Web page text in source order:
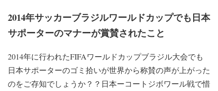
2014年サッカーブラジルワールドカップでも日本
サポーターのマナーが賞賛されたこと
2014年に行われたFIFAワールドカップブラジル大会でも
日本サポーターのゴミ拾いが世界から称賛の声が上がった
のをご存知でしょうか？？日本ーコートジボワール戦で惜